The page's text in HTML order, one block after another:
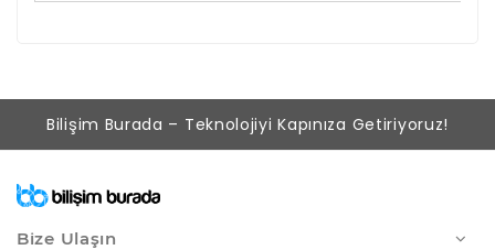
Bilişim Burada – Teknolojiyi Kapınıza Getiriyoruz!
Bize Ulaşın